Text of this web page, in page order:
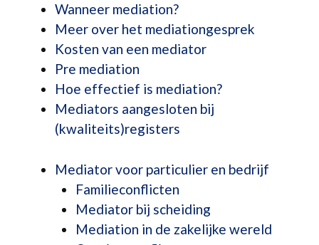
Wanneer mediation?
Meer over het mediationgesprek
Kosten van een mediator
Pre mediation
Hoe effectief is mediation?
Mediators aangesloten bij
(kwaliteits)registers
Mediator voor particulier en bedrijf
Familieconflicten
Mediator bij scheiding
Mediation in de zakelijke wereld